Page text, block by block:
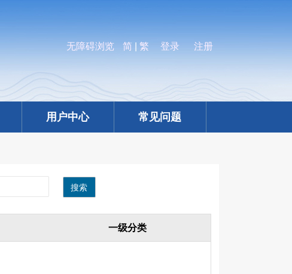
无障碍浏览 简 繁 登录 注册
用户中心 常见问题
搜索
一级分类